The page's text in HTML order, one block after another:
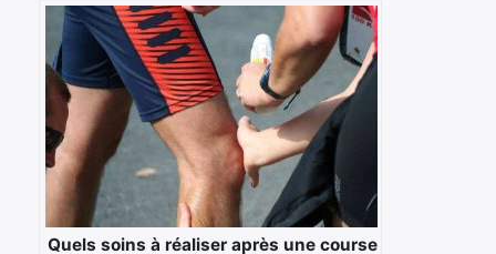
Quels soins à réaliser après une course